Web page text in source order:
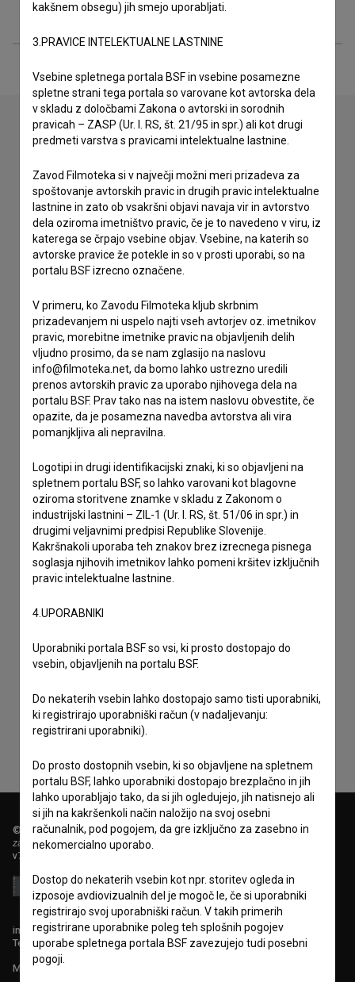
Razširjeni podatki
Spoštovani, s pomočjo spodnjega obrazca lahko stopite v
stik z uredništvom Baze slovenskih filmov. Veseli bomo vaših
odzivov.
imam vprašanje
prijavljam napako
želim dodati podatke
drugo
Sprejemam splošne pogoje
zbiranje, hrambo in obdelavo osebnih podatkov.
© 2018-2026, Filmoteka,
zavod za širjenje filmske kulture
v7.151.0
info@filmoteka.si
Tehnična pomoč: podpora@bsf.si
Mednarodna številka ISSN 2670-787X
kakšnem obsegu) jih smejo uporabljati.
3.PRAVICE INTELEKTUALNE LASTNINE
Vsebine spletnega portala BSF in vsebine posamezne
spletne strani tega portala so varovane kot avtorska dela
v skladu z določbami Zakona o avtorski in sorodnih
pravicah – ZASP (Ur. l. RS, št. 21/95 in spr.) ali kot drugi
predmeti varstva s pravicami intelektualne lastnine.
Zavod Filmoteka si v največji možni meri prizadeva za
spoštovanje avtorskih pravic in drugih pravic intelektualne
lastnine in zato ob vsakršni objavi navaja vir in avtorstvo
dela oziroma imetništvo pravic, če je to navedeno v viru, iz
katerega se črpajo vsebine objav. Vsebine, na katerih so
avtorske pravice že potekle in so v prosti uporabi, so na
portalu BSF izrecno označene.
V primeru, ko Zavodu Filmoteka kljub skrbnim
prizadevanjem ni uspelo najti vseh avtorjev oz. imetnikov
pravic, morebitne imetnike pravic na objavljenih delih
vljudno prosimo, da se nam zglasijo na naslovu
info@filmoteka.net, da bomo lahko ustrezno uredili
prenos avtorskih pravic za uporabo njihovega dela na
portalu BSF. Prav tako nas na istem naslovu obvestite, če
opazite, da je posamezna navedba avtorstva ali vira
pomanjkljiva ali nepravilna.
Logotipi in drugi identifikacijski znaki, ki so objavljeni na
spletnem portalu BSF, so lahko varovani kot blagovne
oziroma storitvene znamke v skladu z Zakonom o
industrijski lastnini – ZIL-1 (Ur. l. RS, št. 51/06 in spr.) in
drugimi veljavnimi predpisi Republike Slovenije.
Kakršnakoli uporaba teh znakov brez izrecnega pisnega
soglasja njihovih imetnikov lahko pomeni kršitev izključnih
pravic intelektualne lastnine.
4.UPORABNIKI
Uporabniki portala BSF so vsi, ki prosto dostopajo do
vsebin, objavljenih na portalu BSF.
Do nekaterih vsebin lahko dostopajo samo tisti uporabniki,
ki registrirajo uporabniški račun (v nadaljevanju:
registrirani uporabniki).
Do prosto dostopnih vsebin, ki so objavljene na spletnem
portalu BSF, lahko uporabniki dostopajo brezplačno in jih
lahko uporabljajo tako, da si jih ogledujejo, jih natisnejo ali
si jih na kakršenkoli način naložijo na svoj osebni
računalnik, pod pogojem, da gre izključno za zasebno in
nekomercialno uporabo.
Dostop do nekaterih vsebin kot npr. storitev ogleda in
izposoje avdiovizualnih del je mogoč le, če si uporabniki
registrirajo svoj uporabniški račun. V takih primerih
registrirane uporabnike poleg teh splošnih pogojev
uporabe spletnega portala BSF zavezujejo tudi posebni
pogoji.